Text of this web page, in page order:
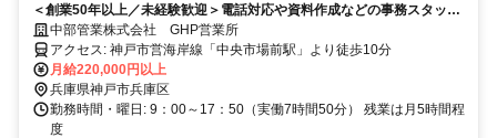
＜創業50年以上／未経験歓迎＞電話対応や資料作成などの事務スタッフ
／教育体制充実／月給22万円〜
中部管業株式会社 GHP営業所
アクセス: 神戸市営海岸線「中央市場前駅」より徒歩10分
月給220,000円以上
兵庫県神戸市兵庫区
勤務時間・曜日: 9：00～17：50（実働7時間50分） 残業は月5時間程
度